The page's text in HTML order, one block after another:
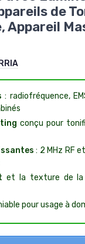
de
Appareil
: radiofréquence,
conçu pour
: 2 MHz RF
et la texture de la
pour usage à